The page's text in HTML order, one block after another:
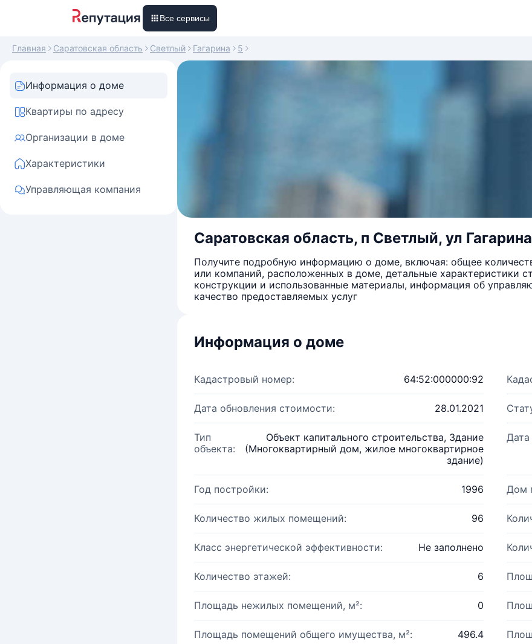
Все сервисы
Главная Саратовская область Светлый Гагарина 5
Информация о доме
Квартиры по адресу
Организации в доме
Характеристики
Управляющая компания
Саратовская область, п Светлый, ул
Получите подробную информацию о доме, включая: общее
или компаний, расположенных в доме, детальные характеристики
конструкции и использованные материалы, информация об
качество предоставляемых услуг
Информация о доме
Кадастровый номер: 64:52:000000:92
Дата обновления стоимости: 28.01.2021
Тип
объекта:
Объект капитального строительства, Здание
(Многоквартирный дом, жилое многоквартирное
здание)
Дата
Год постройки: 1996 Дом
Количество жилых помещений: 96
Класс энергетической эффективности: Не заполнено
Количество этажей: 6
Площадь нежилых помещений, м²: 0
Площадь помещений общего имущества, м²: 496.4